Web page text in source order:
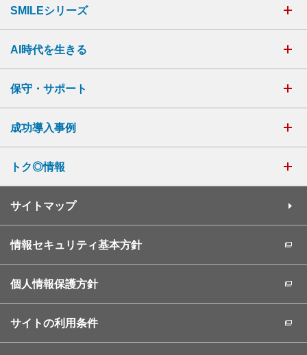
SMILEシリーズ
AI時代を生きる
保守・サポート
成功導入事例
トク◎情報
サイトマップ
情報セキュリティ基本方針
個人情報保護方針
サイトの利用条件